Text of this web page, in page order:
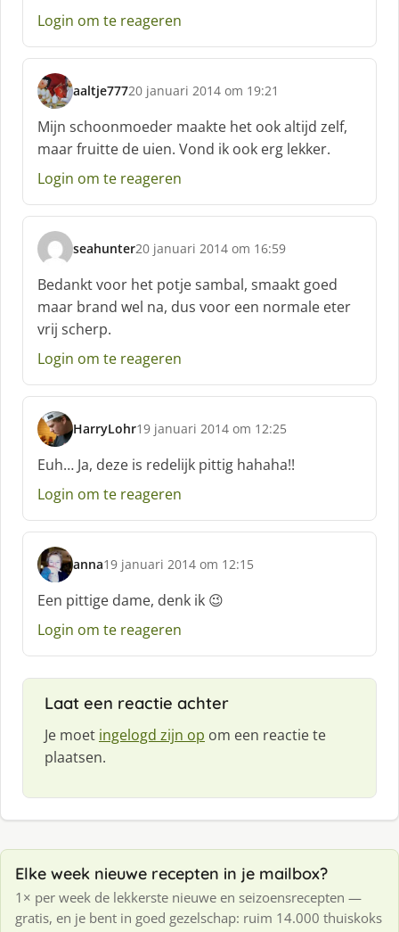
e
f
Login om te reageren
aaltje777
s
c
h
r
e
f
20 januari 2014 om 19:21
Mijn schoonmoeder maakte het ook altijd zelf,
maar fruitte de uien. Vond ik ook erg lekker.
Login om te reageren
seahunter
s
c
h
r
e
e
f
:
20 januari 2014 om 16:59
Bedankt voor het potje sambal, smaakt goed
maar brand wel na, dus voor een normale eter
vrij scherp.
Login om te reageren
HarryLohr
s
c
h
r
e
f
:
19 januari 2014 om 12:25
Euh… Ja, deze is redelijk pittig hahaha!!
Login om te reageren
anna
s
c
h
r
19 januari 2014 om 12:15
Een pittige dame, denk ik 😉
Login om te reageren
Laat een reactie achter
Je moet ingelogd zijn op om een reactie te
plaatsen.
Elke week nieuwe recepten in je mailbox?
1× per week de lekkerste nieuwe en seizoensrecepten —
gratis, en je bent in goed gezelschap: ruim 14.000 thuiskoks